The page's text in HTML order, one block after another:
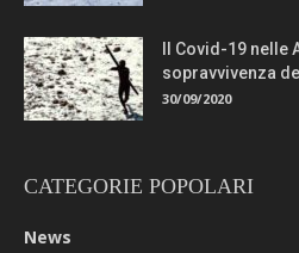
Il Covid-19 nelle
sopravvivenza
30/09/2020
CATEGORIE POPOLARI
News